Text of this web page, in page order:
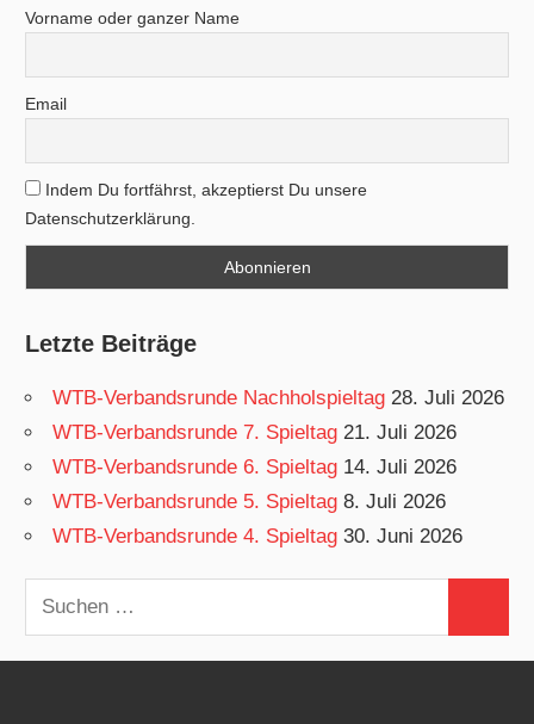
Vorname oder ganzer Name
Email
Indem Du fortfährst, akzeptierst Du unsere
Datenschutzerklärung.
Letzte Beiträge
WTB-Verbandsrunde Nachholspieltag 28. Juli 2026
WTB-Verbandsrunde 7. Spieltag 21. Juli 2026
WTB-Verbandsrunde 6. Spieltag 14. Juli 2026
WTB-Verbandsrunde 5. Spieltag 8. Juli 2026
WTB-Verbandsrunde 4. Spieltag 30. Juni 2026
Suchen
nach: